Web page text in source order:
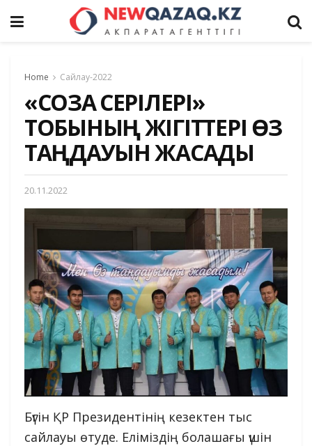
Home Сайлау-2022
«СОЗАҚ СЕРІЛЕРІ»
ТОБЫНЫҢ ЖІГІТТЕРІ ӨЗ
ТАҢДАУЫН ЖАСАДЫ
20.11.2022
Бүгін ҚР Президентінің кезектен тыс
сайлауы өтуде. Еліміздің болашағы үшін